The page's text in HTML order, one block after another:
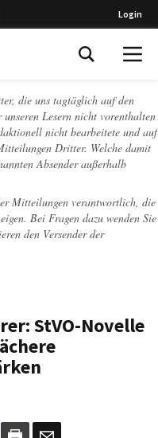
Login
die uns tagtäglich auf den
Lesern nicht vorenthalten
nicht bearbeitete und auf
Dritter. Welche damit
Absender außerhalb
Mitteilungen verantwortlich, die
Bei Fragen dazu wenden Sie
den Versender der
StVO-Novelle